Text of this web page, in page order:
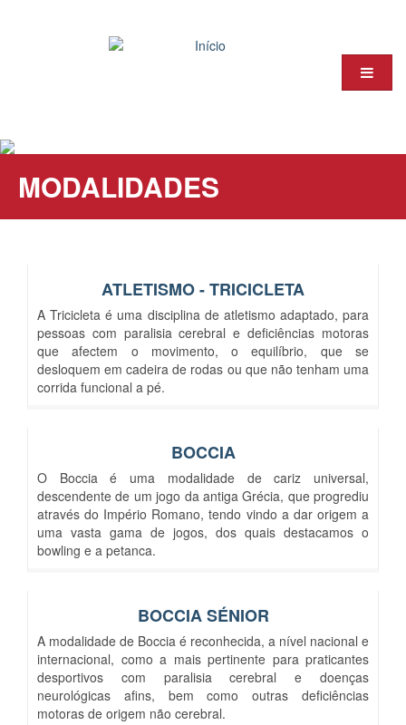
Entrar
MODALIDADES
ATLETISMO - TRICICLETA
A Tricicleta é uma disciplina de atletismo adaptado, para
pessoas com paralisia cerebral e deficiências motoras
que afectem o movimento, o equilíbrio, que se
desloquem em cadeira de rodas ou que não tenham uma
corrida funcional a pé.
BOCCIA
O Boccia é uma modalidade de cariz universal,
descendente de um jogo da antiga Grécia, que progrediu
através do Império Romano, tendo vindo a dar origem a
uma vasta gama de jogos, dos quais destacamos o
bowling e a petanca.
BOCCIA SÉNIOR
A modalidade de Boccia é reconhecida, a nível nacional e
internacional, como a mais pertinente para praticantes
desportivos com paralisia cerebral e doenças
neurológicas afins, bem como outras deficiências
motoras de origem não cerebral.